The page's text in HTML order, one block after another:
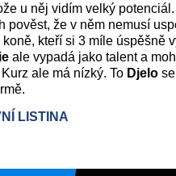
u něj vidím velký
pověst, že v něm nemusí
koně, kteří si 3 míle úspěšně
ale vypadá jako talent a
ale má nízký. To Djelo
LISTINA